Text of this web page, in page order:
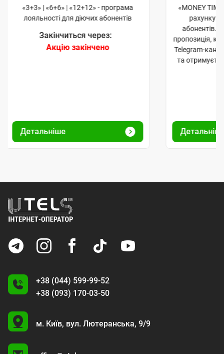
«3+3» | «6+6» | «12+12» - програма
лояльності для діючих абонентів
Закінчиться через:
Акцію закінчено
Детальніше
«MONEY
рахунку
абонентів.
пропозиція,
Telegram-
та
+38 (044) 599-99-52
+38 (093) 170-03-50
U
м. Київ, вул. Лютеранська, 9/9